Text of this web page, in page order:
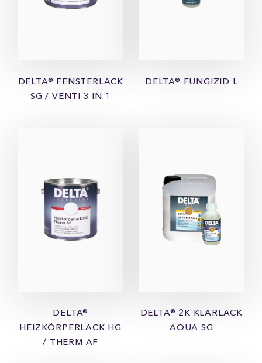
DELTA® FENSTERLACK
SG / VENTI 3 IN 1
DELTA® FUNGIZID L
DELTA®
HEIZKÖRPERLACK HG
/ THERM AF
DELTA® 2K KLARLACK
AQUA SG